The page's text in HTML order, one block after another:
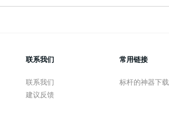
联系我们
联系我们
建议反馈
常用链接
标杆的神器下载